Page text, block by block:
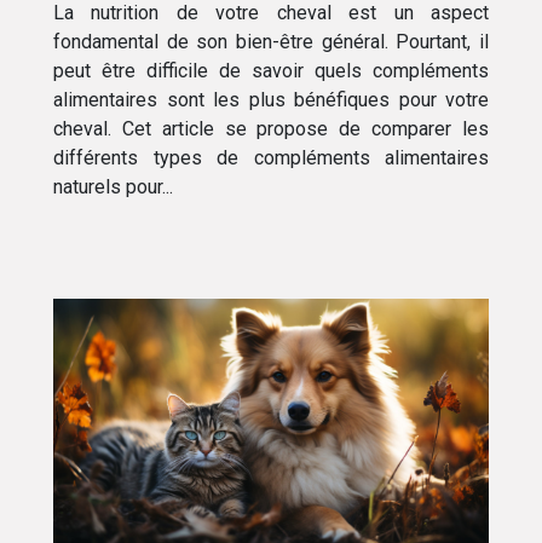
La nutrition de votre cheval est un aspect
fondamental de son bien-être général. Pourtant, il
peut être difficile de savoir quels compléments
alimentaires sont les plus bénéfiques pour votre
cheval. Cet article se propose de comparer les
différents types de compléments alimentaires
naturels pour...